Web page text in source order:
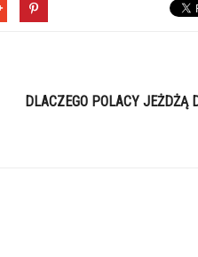
DLACZEGO POLACY JEŻDŻĄ